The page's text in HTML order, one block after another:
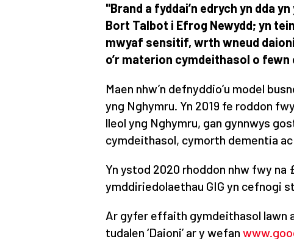
"Brand a fyddai’n edrych yn dda
Bort Talbot i Efrog Newydd; yn
mwyaf sensitif, wrth wneud
o’r materion cymdeithasol o
Maen nhw’n defnyddio’u model
yng Nghymru. Yn 2019 fe roddon
lleol yng Nghymru, gan gynnwys
cymdeithasol, cymorth dementia
Yn ystod 2020 rhoddon nhw fwy na
ymddiriedolaethau GIG yn cefnogi
Ar gyfer effaith gymdeithasol lawn
tudalen ‘Daioni’ ar y wefan